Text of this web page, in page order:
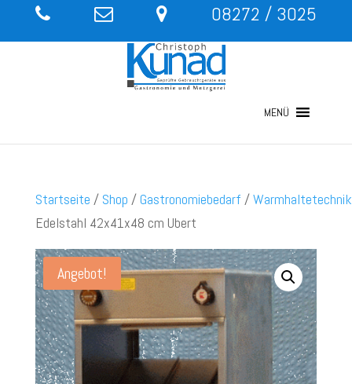
08272 / 3025
MENÜ
Startseite / Shop /Gastronomiebedarf /Warmhaltetechnik
Edelstahl 42x41x48 cm Ubert
Angebot!